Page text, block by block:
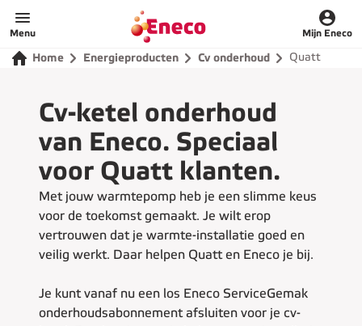
Menu
Home
Mijn Eneco
Home Energieproducten Cv onderhoud Quatt
Cv-ketel onderhoud
van Eneco. Speciaal
voor Quatt klanten.
Met jouw warmtepomp heb je een slimme keus
voor de toekomst gemaakt. Je wilt erop
vertrouwen dat je warmte-installatie goed en
veilig werkt. Daar helpen Quatt en Eneco je bij.
Je kunt vanaf nu een los Eneco ServiceGemak
onderhoudsabonnement afsluiten voor je cv-